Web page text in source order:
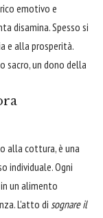
emotivo e
disamina. Spesso si
e alla prosperità.
sacro, un dono della
alla cottura, è una
individuale. Ogni
un alimento
L'atto di sognare il